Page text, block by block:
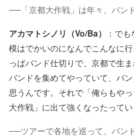
──「京都大作戦」は年々、バン
アカマトシノリ（Vo/Ba）
：で
模はでかいのになんでこんなに
っぱバンド仕切りで、京都で生
バンドを集めてやっていて、バ
思うんです。それで「俺らもや
大作戦」に出て強くなったってい
──ツアーで各地を巡って、バン